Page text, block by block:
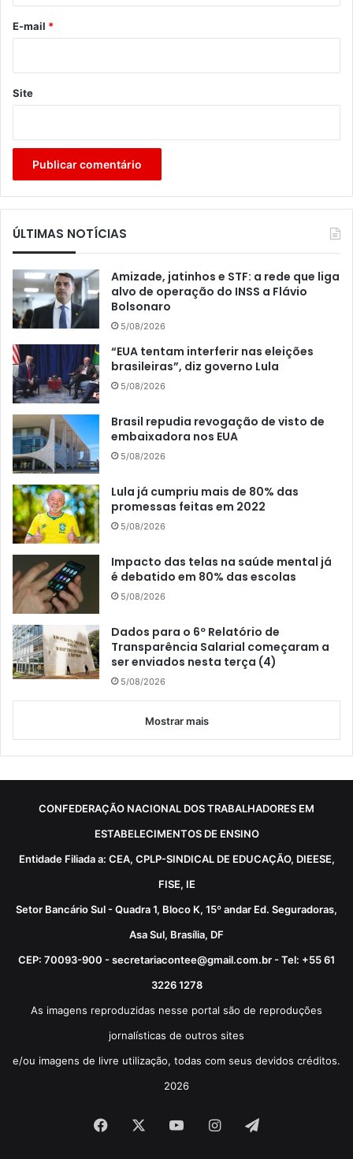
*
E-mail *
Site
ÚLTIMAS NOTÍCIAS
Amizade, jatinhos e STF: a rede que liga
alvo de operação do INSS a Flávio
Bolsonaro
5/08/2026
“EUA tentam interferir nas eleições
brasileiras”, diz governo Lula
5/08/2026
Brasil repudia revogação de visto de
embaixadora nos EUA
5/08/2026
Lula já cumpriu mais de 80% das
promessas feitas em 2022
5/08/2026
Impacto das telas na saúde mental já
é debatido em 80% das escolas
5/08/2026
Dados para o 6º Relatório de
Transparência Salarial começaram a
ser enviados nesta terça (4)
5/08/2026
Mostrar mais
CONFEDERAÇÃO NACIONAL DOS TRABALHADORES EM
ESTABELECIMENTOS DE ENSINO
Entidade Filiada a: CEA, CPLP-SINDICAL DE EDUCAÇÃO, DIEESE,
FISE, IE
Setor Bancário Sul - Quadra 1, Bloco K, 15º andar Ed. Seguradoras,
Asa Sul, Brasília, DF
CEP: 70093-900 - secretariacontee@gmail.com.br - Tel: +55 61
3226 1278
As imagens reproduzidas nesse portal são de reproduções
jornalísticas de outros sites
e/ou imagens de livre utilização, todas com seus devidos créditos.
2026
Facebook YouTubeInstagram